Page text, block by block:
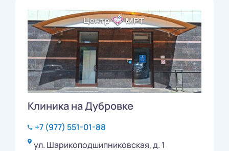
Клиника на Дубровке
+7 (977) 551-01-88
ул. Шарикоподшипниковская, д. 1